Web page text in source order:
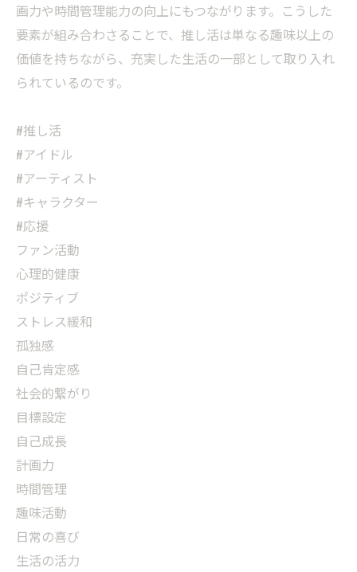
画力や時間管理能力の向上にもつながります。こうした
要素が組み合わさることで、推し活は単なる趣味以上の
価値を持ちながら、充実した生活の一部として取り入れ
られているのです。
#推し活
#アイドル
#アーティスト
#キャラクター
#応援
ファン活動
心理的健康
ポジティブ
ストレス緩和
孤独感
自己肯定感
社会的繋がり
目標設定
自己成長
計画力
時間管理
趣味活動
日常の喜び
生活の活力